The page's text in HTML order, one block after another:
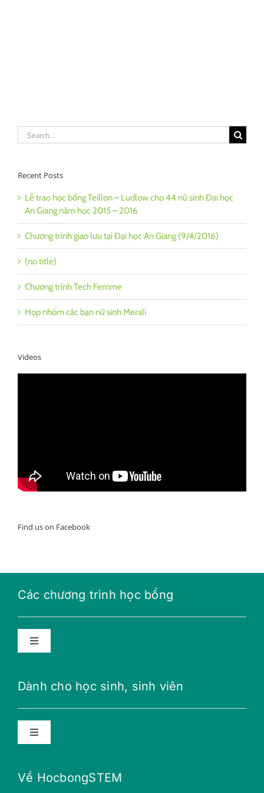
Search
for:
Recent Posts
Lễ trao học bổng Teillon – Ludlow cho 44 nữ sinh Đai học
An Giang năm học 2015 – 2016
Chương trình giao lưu tại Đại học An Giang (9/4/2016)
(no title)
Chương trình Tech Femme
Họp nhóm các bạn nữ sinh Merali
Videos
Find us on Facebook
Các chương trình học bổng
Toggle
Học bổng THPT
Học bổng Merali
Dành cho học sinh, sinh viên
Toggle
Về HocbongSTEM